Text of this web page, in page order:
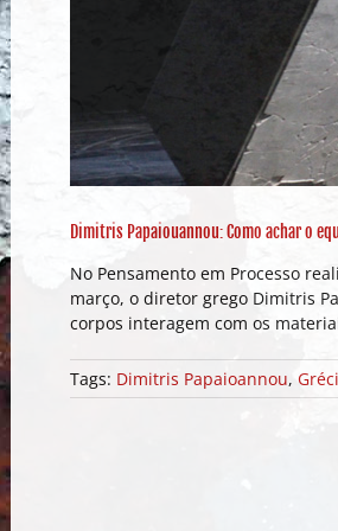
Dimitris Papaiouannou: Como achar o
No Pensamento em Processo
março, o diretor grego Dimitris
corpos interagem com os
Tags: Dimitris Papaioannou,